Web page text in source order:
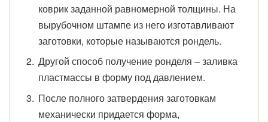
коврик заданной равномерной толщины. На
вырубочном штампе из него изготавливают
заготовки, которые называются рондель.
Другой способ получение ронделя – заливка
пластмассы в форму под давлением.
После полного затвердения заготовкам
механически придается форма,